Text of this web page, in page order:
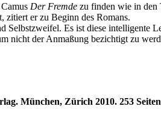
Der Fremde zu finden wie in den
zitiert er zu Beginn des Romans.
Selbstzweifel. Es ist diese intelligente
nicht der Anmaßung bezichtigt zu
München, Zürich 2010. 253